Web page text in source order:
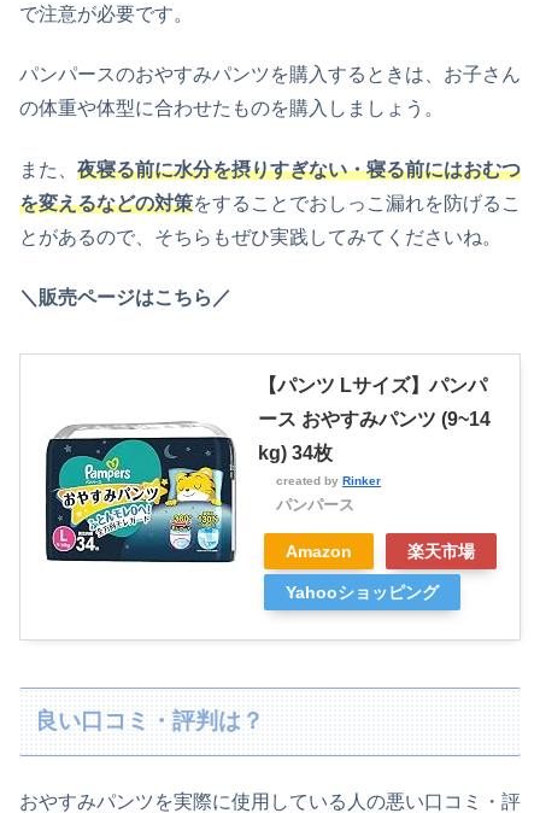
で注意が必要です。
パンパースのおやすみパンツを購入するときは、お子さん
の体重や体型に合わせたものを購入しましょう。
また、 夜寝る前に水分を摂りすぎない・寝る前にはおむつ
を変えるなどの対策をすることでおしっこ漏れを防げるこ
とがあるので、そちらもぜひ実践してみてくださいね。
＼販売ページはこちら／
【パンツ Lサイズ】パンパ
ース おやすみパンツ (9~14
kg) 34枚
created by Rinker
パンパース
Amazon 楽天市場
Yahooショッピング
良い口コミ・評判は？
おやすみパンツを実際に使用している人の悪い口コミ・評